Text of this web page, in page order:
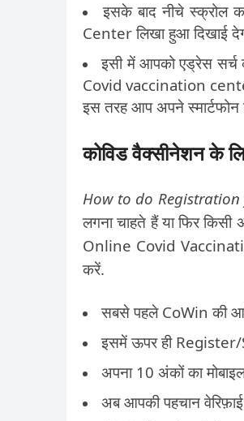
इसके बाद नीचे स्क्रोल
Center लिखा हुआ दिखाई
इसी में आपको एड्रेस
Covid vaccination
इस तरह आप अपने
कोविड वैक्सीनेशन के
How to do
लगना चाहते हैं या फिर
Online Covid
करें.
सबसे पहले CoWin की
इसमें ऊपर ही
अपना 10 अंकों का
अब आपकी पहचान